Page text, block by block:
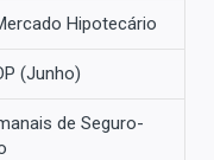
Hipotecário
(Junho)
de Seguro-